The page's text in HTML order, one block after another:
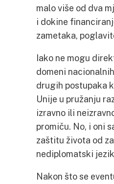
malo više od dva
i dokine
zametaka,
Iako ne mogu
domeni
drugih postupaka
Unije u pružanju
izravno ili
promiču. No, i oni
zaštitu života od
nediplomatski
Nakon što se